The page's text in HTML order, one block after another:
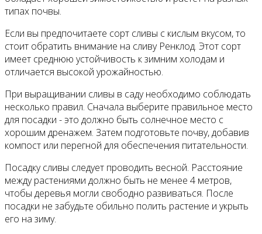
типах почвы.
Если вы предпочитаете сорт сливы с кислым вкусом, то
стоит обратить внимание на сливу Ренклод. Этот сорт
имеет среднюю устойчивость к зимним холодам и
отличается высокой урожайностью.
При выращивании сливы в саду необходимо соблюдать
несколько правил. Сначала выберите правильное место
для посадки - это должно быть солнечное место с
хорошим дренажем. Затем подготовьте почву, добавив
компост или перегной для обеспечения питательности.
Посадку сливы следует проводить весной. Расстояние
между растениями должно быть не менее 4 метров,
чтобы деревья могли свободно развиваться. После
посадки не забудьте обильно полить растение и укрыть
его на зиму.